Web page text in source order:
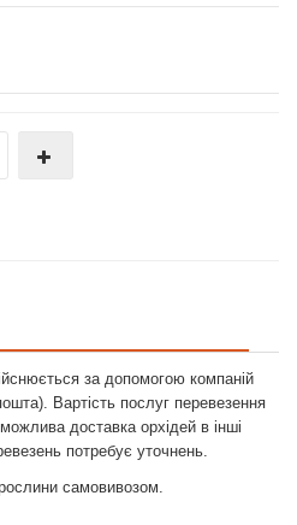
за допомогою компаній
Вартість послуг перевезення
доставка орхідей в інші
потребує уточнень.
самовивозом.